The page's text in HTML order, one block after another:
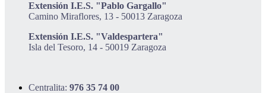
Extensión I.E.S. "Pablo Gargallo"
Camino Miraflores, 13 - 50013 Zaragoza
Extensión I.E.S. "Valdespartera"
Isla del Tesoro, 14 - 50019 Zaragoza
Centralita: 976 35 74 00